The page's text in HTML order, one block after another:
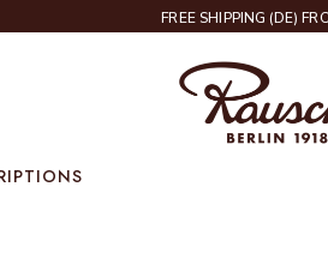
FREE SHIPPING (DE)
Rausch